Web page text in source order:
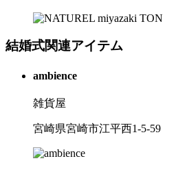
結婚式関連アイテム
ambience
雑貨屋
宮崎県宮崎市江平西1-5-59